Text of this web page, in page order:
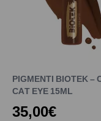
PIGMENTI BIOTEK –
CAT EYE 15ML
35,00€